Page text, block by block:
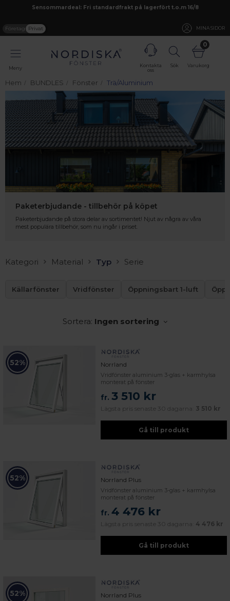
Sensommardeal: Fri standardfrakt på lagerfört t.o.m 16/8
Företag Privat MINA SIDOR
Meny
Kontakta
oss
Sök
0
Varukorg
Hem BUNDLES Fönster Trä/Aluminium
Paketerbjudande - tillbehör på köpet
Paketerbjudande på stora delar av sortimentet! Njut av några av våra
mest populära tillbehör, som nu ingår i priset.
Kategori Material Typ Serie
Källarfönster Vridfönster Öppningsbart 1-luft
Sortera: Ingen sortering
52% Norrland
Vridfönster aluminium 3-glas + karmhylsa
monterat på fönster
fr. 3 510 kr
Lägsta pris senaste 30 dagarna: 3 510 kr
Gå till produkt
52% Norrland Plus
Vridfönster aluminium 3-glas + karmhylsa
monterat på fönster
fr. 4 476 kr
Lägsta pris senaste 30 dagarna: 4 476 kr
Gå till produkt
52% Norrland Plus